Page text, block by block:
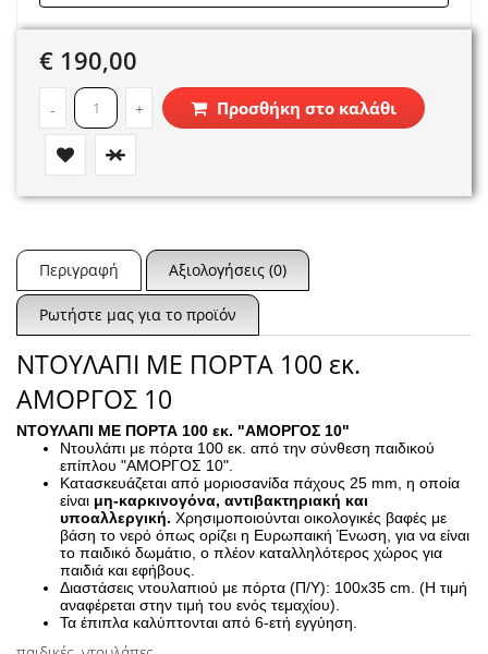
€ 190,00
- + Προσθήκη στο καλάθι
Περιγραφή Αξιολογήσεις (0)
Ρωτήστε μας για το προϊόν
ΝΤΟΥΛΑΠΙ ΜΕ ΠΟΡΤΑ 100 εκ.
ΑΜΟΡΓΟΣ 10
ΝΤΟΥΛΑΠΙ ΜΕ ΠΟΡΤΑ 100 εκ. "ΑΜΟΡΓΟΣ 10"
Ντουλάπι με πόρτα 100 εκ. από την σύνθεση παιδικού
επίπλου "ΑΜΟΡΓΟΣ 10".
Κατασκευάζεται από μοριοσανίδα πάχους 25 mm, η οποία
είναι μη-καρκινογόνα, αντιβακτηριακή και
υποαλλεργική. Χρησιμοποιούνται οικολογικές βαφές με
βάση το νερό όπως ορίζει η Ευρωπαική Ένωση, για να είναι
το παιδικό δωμάτιο, ο πλέον καταλληλότερος χώρος για
παιδιά και εφήβους.
Διαστάσεις ντουλαπιού με πόρτα (Π/Υ): 100x35 cm. (Η τιμή
αναφέρεται στην τιμή του ενός τεμαχίου).
Τα έπιπλα καλύπτονται από 6-ετή εγγύηση.